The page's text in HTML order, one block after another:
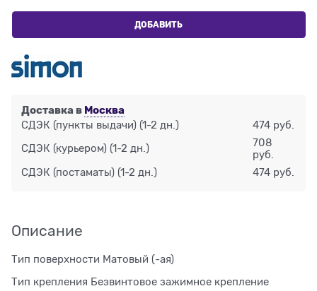
ДОБАВИТЬ
Доставка в Москва
СДЭК (пункты выдачи) (1-2 дн.) 474 руб.
СДЭК (курьером) (1-2 дн.)
708
руб.
СДЭК (постаматы) (1-2 дн.) 474 руб.
Описание
Тип поверхности Матовый (-ая)
Тип крепления Безвинтовое зажимное крепление